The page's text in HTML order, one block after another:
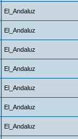
El_Andaluz
El_Andaluz
El_Andaluz
El_Andaluz
El_Andaluz
El_Andaluz
El_Andaluz